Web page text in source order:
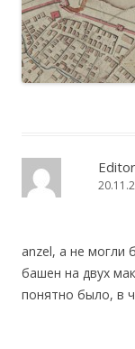
Editor
anzel, а не могли
башен на двух
понятно было, в